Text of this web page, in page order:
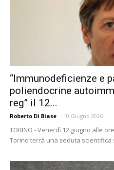
“Immunodeficienze e
poliendocrine
reg” il 12...
Roberto Di Biase - 10 Giugno 2026
TORINO - Venerdì 12 giugno alle
Torino terrà una seduta scientifica